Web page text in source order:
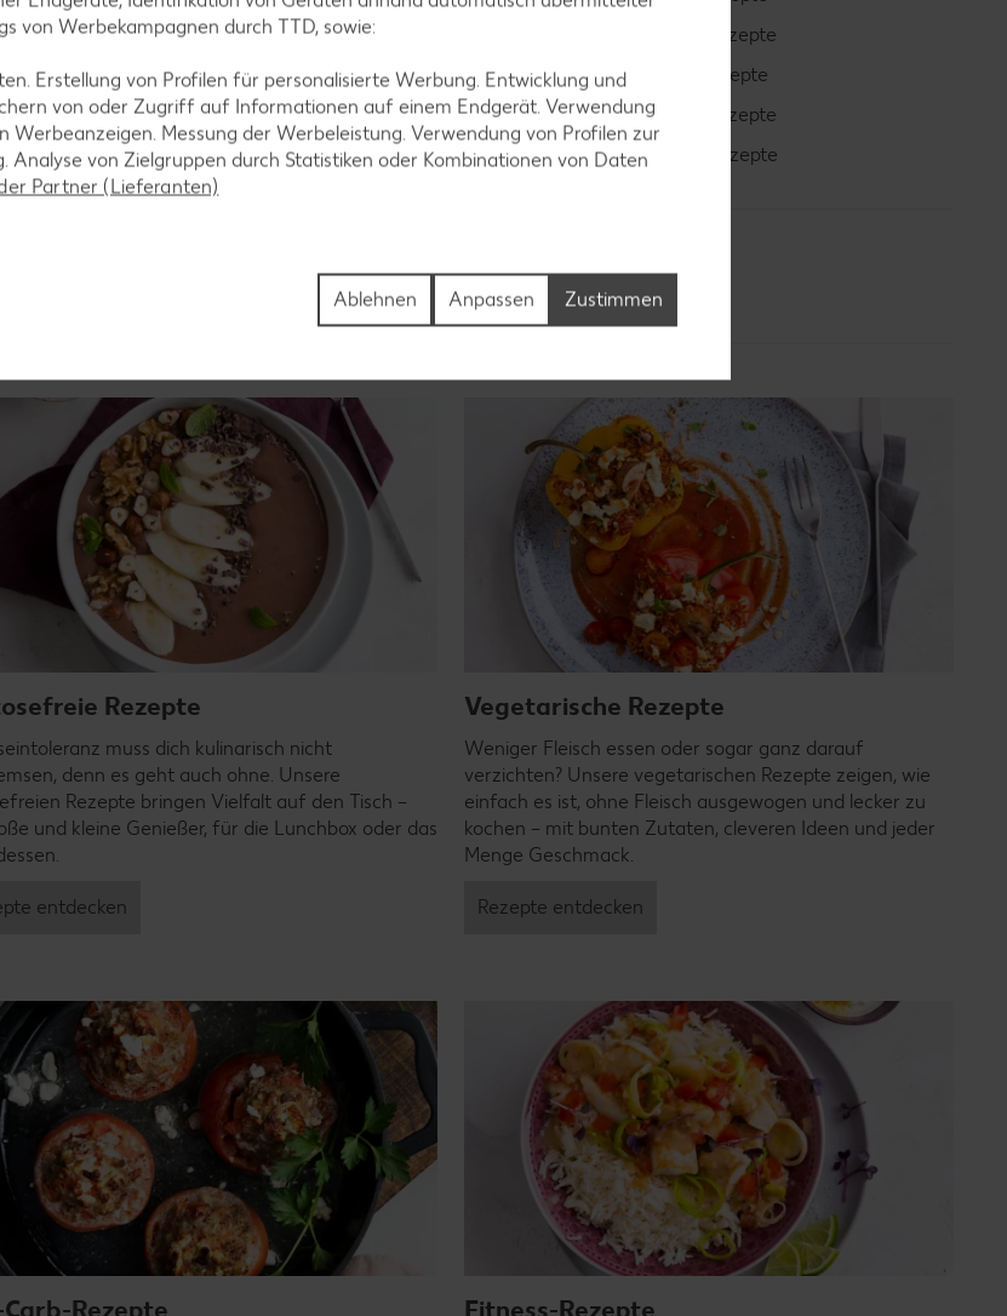
Torten-Rezepte
Eis-Rezepte
Pfannkuchen-Rezepte
Plätzchen-Rezepte
Avocado-Rezepte
Erdbeer-Rezepte
Blaubeer-Rezepte
Bananen-Rezepte
Rezepte
muss dich kulinarisch nicht
denn es geht auch ohne. Unsere
Rezepte bringen Vielfalt auf den Tisch –
und kleine Genießer, für die Lunchbox oder das
entdecken
Vegetarische Rezepte
Weniger Fleisch essen oder sogar ganz darauf
verzichten? Unsere vegetarischen Rezepte zeigen, wie
einfach es ist, ohne Fleisch ausgewogen und lecker zu
kochen – mit bunten Zutaten, cleveren Ideen und jeder
Menge Geschmack.
Rezepte entdecken
Carb-Rezepte Fitness-Rezepte
von Werbekampagnen durch TTD, sowie:
Erstellung von Profilen für personalisierte Werbung. Entwicklung und
von oder Zugriff auf Informationen auf einem Endgerät. Verwendung
Werbeanzeigen. Messung der Werbeleistung. Verwendung von Profilen zur
Analyse von Zielgruppen durch Statistiken oder Kombinationen von Daten
Partner (Lieferanten)
Zustimmen
Anpassen
Ablehnen